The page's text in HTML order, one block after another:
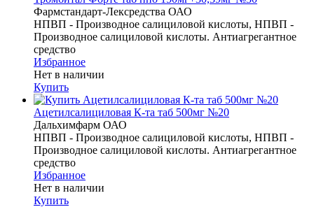
Фармстандарт-Лексредства ОАО
НПВП - Производное салициловой кислоты, НПВП -
Производное салициловой кислоты. Антиагрегантное
средство
Избранное
Нет в наличии
Купить
Ацетилсалициловая К-та таб 500мг №20
Дальхимфарм ОАО
НПВП - Производное салициловой кислоты, НПВП -
Производное салициловой кислоты. Антиагрегантное
средство
Избранное
Нет в наличии
Купить